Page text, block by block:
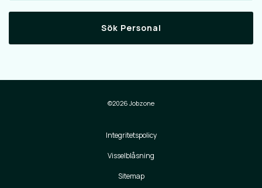
Sök Personal
©2026 Jobzone
Integritetspolicy
Visselblåsning
Sitemap